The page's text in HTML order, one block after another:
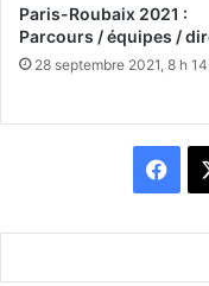
Paris-Roubaix 2021 :
Parcours / équipes /
28 septembre 2021, 8 h 14